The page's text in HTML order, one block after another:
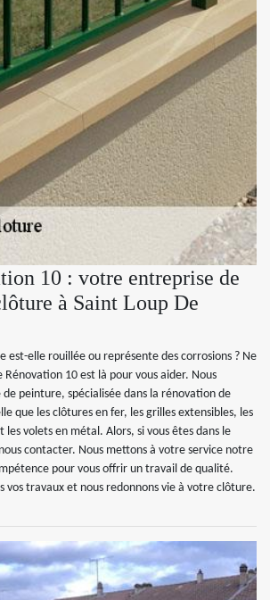
10 : votre entreprise de
à Saint Loup De
est-elle rouillée ou représente des corrosions ? Ne
Rénovation 10 est là pour vous aider. Nous
peinture, spécialisée dans la rénovation de
que les clôtures en fer, les grilles extensibles, les
volets en métal. Alors, si vous êtes dans le
contacter. Nous mettons à votre service notre
pour vous offrir un travail de qualité.
vos travaux et nous redonnons vie à votre clôture.